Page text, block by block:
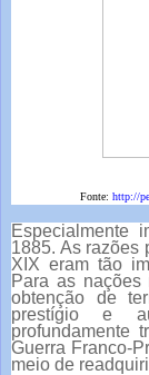
Fonte: http://
Especialmente
1885. As razões
XIX eram tão
Para as nações
obtenção de
prestígio e
profundamente
Guerra Franco-
meio de